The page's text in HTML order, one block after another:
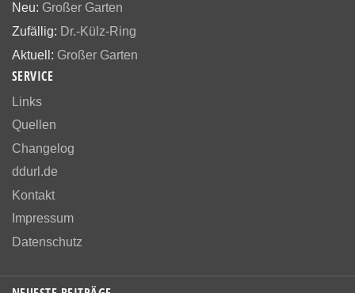
Neu: Großer Garten
Zufällig: Dr.-Külz-Ring
Aktuell: Großer Garten
SERVICE
Links
Quellen
Changelog
ddurl.de
Kontakt
Impressum
Datenschutz